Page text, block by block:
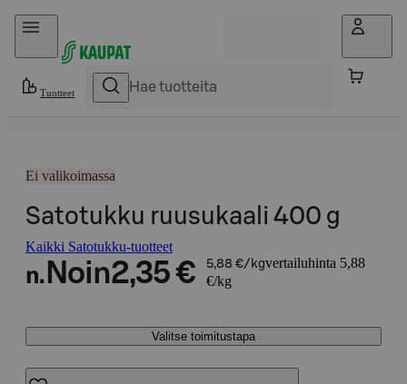
Hyppää sisältöön
Tuotteet
Ei valikoimassa
Satotukku ruusukaali 400 g
Kaikki Satotukku-tuotteet
n. Noin2,35 € 5,88 €/kgvertailuhinta 5,88
€/kg
Valitse toimitustapa